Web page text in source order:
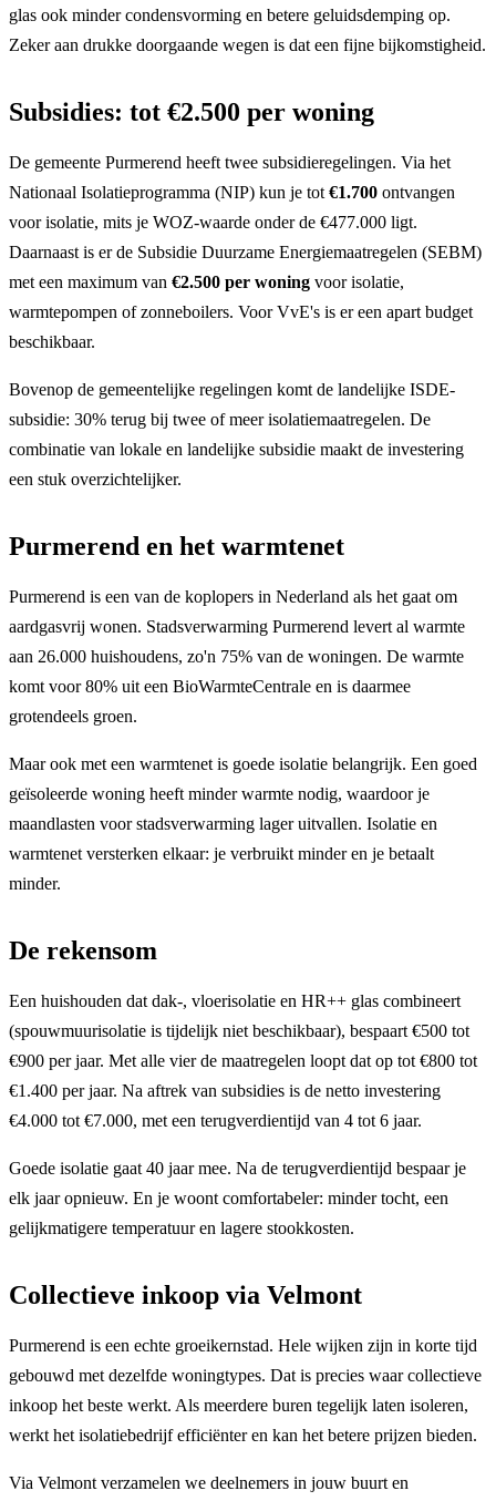
glas ook minder condensvorming en betere geluidsdemping op.
Zeker aan drukke doorgaande wegen is dat een fijne bijkomstigheid.
Subsidies: tot €2.500 per woning
De gemeente Purmerend heeft twee subsidieregelingen. Via het
Nationaal Isolatieprogramma (NIP) kun je tot €1.700 ontvangen
voor isolatie, mits je WOZ-waarde onder de €477.000 ligt.
Daarnaast is er de Subsidie Duurzame Energiemaatregelen (SEBM)
met een maximum van €2.500 per woning voor isolatie,
warmtepompen of zonneboilers. Voor VvE's is er een apart budget
beschikbaar.
Bovenop de gemeentelijke regelingen komt de landelijke ISDE-
subsidie: 30% terug bij twee of meer isolatiemaatregelen. De
combinatie van lokale en landelijke subsidie maakt de investering
een stuk overzichtelijker.
Purmerend en het warmtenet
Purmerend is een van de koplopers in Nederland als het gaat om
aardgasvrij wonen. Stadsverwarming Purmerend levert al warmte
aan 26.000 huishoudens, zo'n 75% van de woningen. De warmte
komt voor 80% uit een BioWarmteCentrale en is daarmee
grotendeels groen.
Maar ook met een warmtenet is goede isolatie belangrijk. Een goed
geïsoleerde woning heeft minder warmte nodig, waardoor je
maandlasten voor stadsverwarming lager uitvallen. Isolatie en
warmtenet versterken elkaar: je verbruikt minder en je betaalt
minder.
De rekensom
Een huishouden dat dak-, vloerisolatie en HR++ glas combineert
(spouwmuurisolatie is tijdelijk niet beschikbaar), bespaart €500 tot
€900 per jaar. Met alle vier de maatregelen loopt dat op tot €800 tot
€1.400 per jaar. Na aftrek van subsidies is de netto investering
€4.000 tot €7.000, met een terugverdientijd van 4 tot 6 jaar.
Goede isolatie gaat 40 jaar mee. Na de terugverdientijd bespaar je
elk jaar opnieuw. En je woont comfortabeler: minder tocht, een
gelijkmatigere temperatuur en lagere stookkosten.
Collectieve inkoop via Velmont
Purmerend is een echte groeikernstad. Hele wijken zijn in korte tijd
gebouwd met dezelfde woningtypes. Dat is precies waar collectieve
inkoop het beste werkt. Als meerdere buren tegelijk laten isoleren,
werkt het isolatiebedrijf efficiënter en kan het betere prijzen bieden.
Via Velmont verzamelen we deelnemers in jouw buurt en